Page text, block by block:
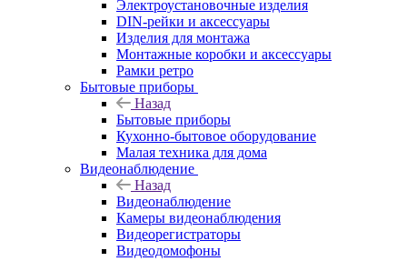
Электроустановочные изделия
DIN-рейки и аксессуары
Изделия для монтажа
Монтажные коробки и аксессуары
Рамки ретро
Бытовые приборы
Назад
Бытовые приборы
Кухонно-бытовое оборудование
Малая техника для дома
Видеонаблюдение
Назад
Видеонаблюдение
Камеры видеонаблюдения
Видеорегистраторы
Видеодомофоны